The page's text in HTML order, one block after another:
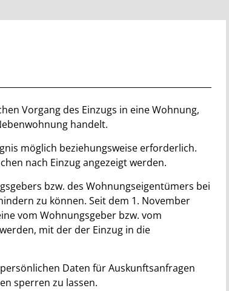
Vorgang des Einzugs in eine Wohnung,
handelt.
möglich beziehungsweise erforderlich.
nach Einzug angezeigt werden.
bzw. des Wohnungseigentümers bei
zu können. Seit dem 1. November
vom Wohnungsgeber bzw. vom
mit der der Einzug in die
Daten für Auskunftsanfragen
sperren zu lassen.